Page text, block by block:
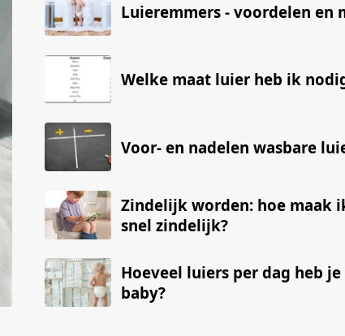
Luieremmers - voordelen en
Welke maat luier heb ik
Voor- en nadelen wasbare
Zindelijk worden: hoe maak
snel zindelijk?
Hoeveel luiers per dag heb
baby?